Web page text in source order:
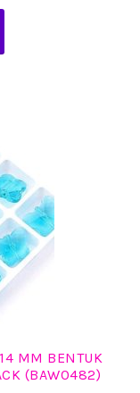
MM BENTUK
(BAW0482)